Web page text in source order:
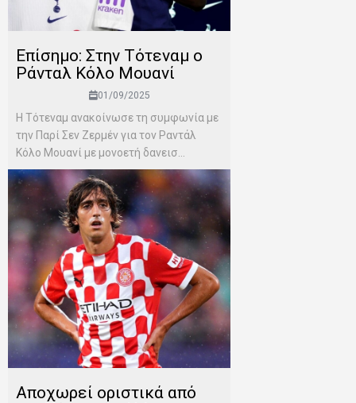
Επίσημο: Στην Τότεναμ ο
Ράνταλ Κόλο Μουανί
01/09/2025
Η Τότεναμ ανακοίνωσε τη συμφωνία με
την Παρί Σεν Ζερμέν για τον Ραντάλ
Κόλο Μουανί με μονοετή δανεισ...
Αποχωρεί οριστικά από